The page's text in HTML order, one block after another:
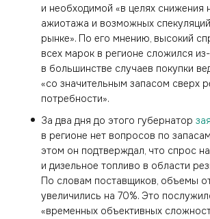
и необходимой «в целях снижения
ажиотажа и возможных
рынке». По его мнению, высокий
всех марок в регионе сложился из-
в большинстве случаев покупки
«со значительным запасом сверх
потребности».
За два дня до этого губернатор
в регионе нет вопросов по
этом он подтверждал, что спрос
и дизельное топливо в области
По словам поставщиков, объемы
увеличились на 70%. Это
«временных объективных